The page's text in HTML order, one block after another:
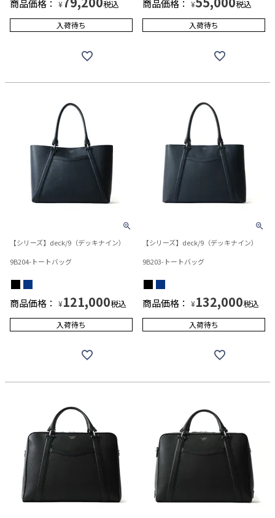
商品価格： ¥ 税込
入荷待ち
商品価格： ¥ 税込
入荷待ち
【シリーズ】deck/9（デッキナイン）
9B204-トートバッグ
商品価格： ¥121,000税込
入荷待ち
【シリーズ】deck/9（デッキナイン）
9B203-トートバッグ
商品価格： ¥132,000税込
入荷待ち